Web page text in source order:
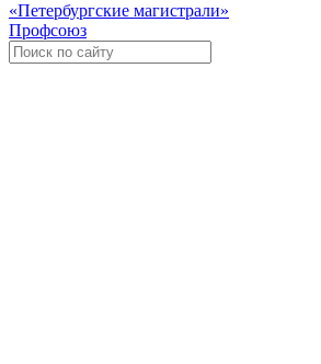
«Петербургские магистрали»
Профсоюз